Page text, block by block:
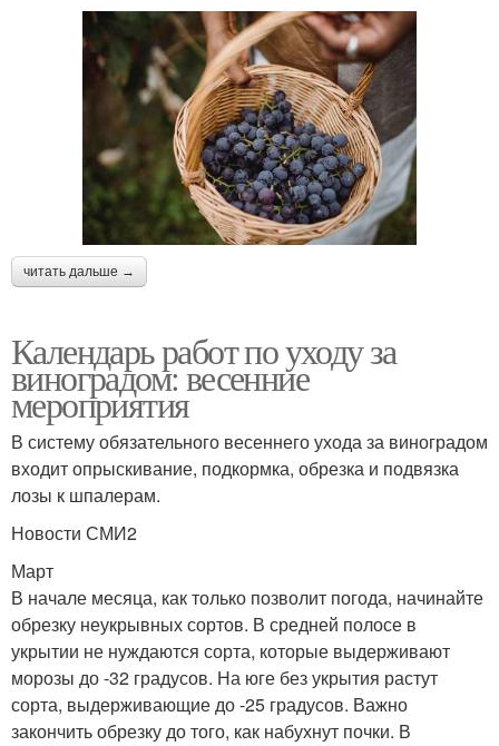
читать дальше →
Календарь работ по уходу за
виноградом: весенние
мероприятия
В систему обязательного весеннего ухода за виноградом
входит опрыскивание, подкормка, обрезка и подвязка
лозы к шпалерам.
Новости СМИ2
Март
В начале месяца, как только позволит погода, начинайте
обрезку неукрывных сортов. В средней полосе в
укрытии не нуждаются сорта, которые выдерживают
морозы до -32 градусов. На юге без укрытия растут
сорта, выдерживающие до -25 градусов. Важно
закончить обрезку до того, как набухнут почки. В